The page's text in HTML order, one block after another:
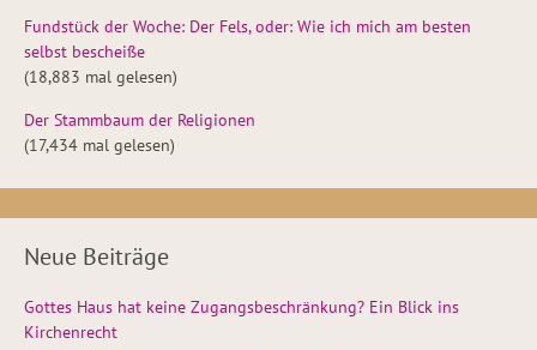
Fundstück der Woche: Der Fels, oder: Wie ich mich am besten
selbst bescheiße
(18,883 mal gelesen)
Der Stammbaum der Religionen
(17,434 mal gelesen)
Neue Beiträge
Gottes Haus hat keine Zugangsbeschränkung? Ein Blick ins
Kirchenrecht